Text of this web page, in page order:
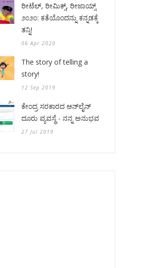
ರೀಟೆಲ್, ರೀಮಿಕ್ಸ್, ರೀಜಾಯ್ಸ್
೨೦೨೦: ಕತೆಯೊಂದನ್ನು ಕನ್ನಡಕ್ಕೆ
ತನ್ನಿ!
06 Apr 2020
The story of telling a
story!
12 Sep 2019
ಕೇಂದ್ರ ಸರಕಾರದ ಆನ್‌ಲೈನ್
ದೂರು ವ್ಯವಸ್ಥೆ - ನನ್ನ ಅನುಭವ
27 Jul 2019